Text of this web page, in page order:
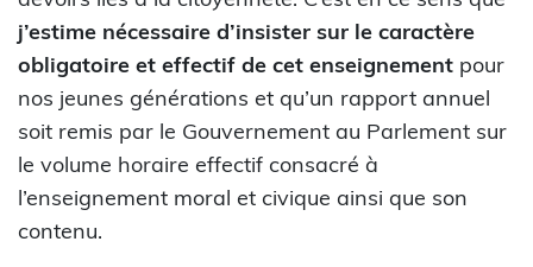
j’estime nécessaire d’insister sur le caractère
obligatoire et effectif de cet enseignement pour
nos jeunes générations et qu’un rapport annuel
soit remis par le Gouvernement au Parlement sur
le volume horaire effectif consacré à
l’enseignement moral et civique ainsi que son
contenu.